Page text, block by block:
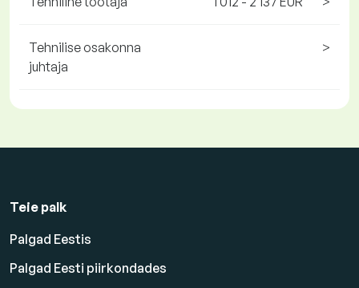
Tehnilise osakonna
juhtaja
>
Teie palk
Palgad Eestis
Palgad Eesti piirkondades